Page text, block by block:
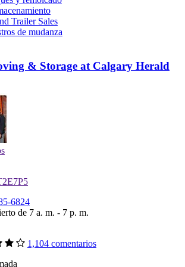
Trailer Sales
de mudanza
& Storage at Calgary Herald
6824
de 7 a. m. - 7 p. m.
1,104 comentarios